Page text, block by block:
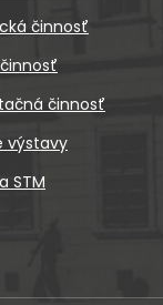
činnosť
činnosť
výstavy
STM